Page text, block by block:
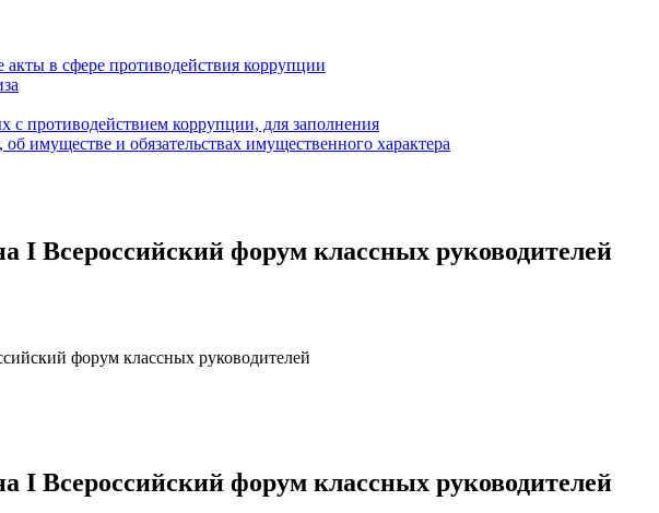
в сфере противодействия коррупции
противодействием коррупции, для заполнения
имуществе и обязательствах имущественного характера
I Всероссийский форум классных руководителей
форум классных руководителей
I Всероссийский форум классных руководителей